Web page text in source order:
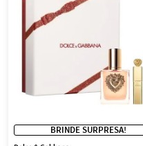
BRINDE SURPRESA!